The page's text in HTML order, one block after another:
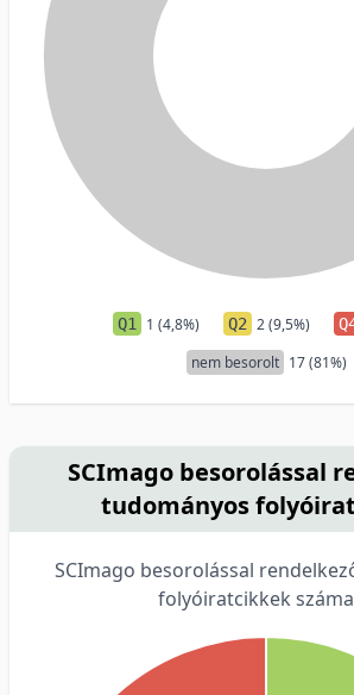
Q1 1 (4,8%) Q2 2 (9,5%)
nem besorolt 17 (81%)
SCImago besorolással
tudományos
SCImago besorolással
folyóiratcikkek